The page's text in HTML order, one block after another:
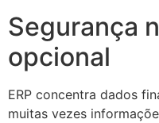
Segurança
opcional
ERP concentra dados
muitas vezes